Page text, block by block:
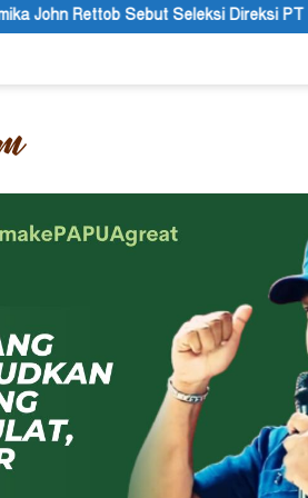
Direksi PT MAS Wajib Lewat Mekanisme